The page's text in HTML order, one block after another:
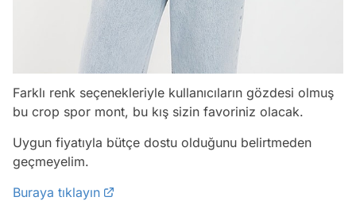
Farklı renk seçenekleriyle kullanıcıların gözdesi olmuş
bu crop spor mont, bu kış sizin favoriniz olacak.
Uygun fiyatıyla bütçe dostu olduğunu belirtmeden
geçmeyelim.
Buraya tıklayın